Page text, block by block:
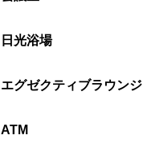
日光浴場
エグゼクティブラウンジ
ATM